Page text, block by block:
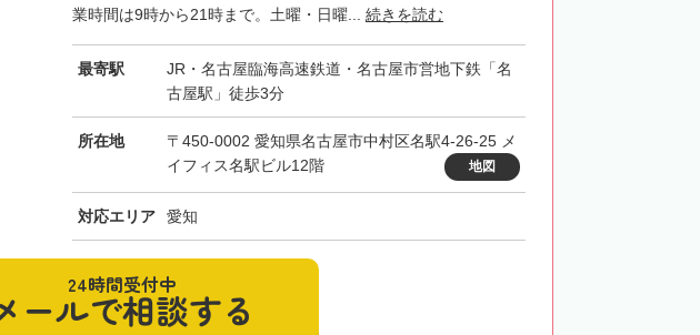
業時間は9時から21時まで。土曜・日曜... 続きを読む
最寄駅
JR・名古屋臨海高速鉄道・名古屋市営地下鉄「名
古屋駅」徒歩3分
所在地
〒450-0002 愛知県名古屋市中村区名駅4-26-25 メ
イフィス名駅ビル12階
地図
対応エリア 愛知
24時間受付中
ールで相談する